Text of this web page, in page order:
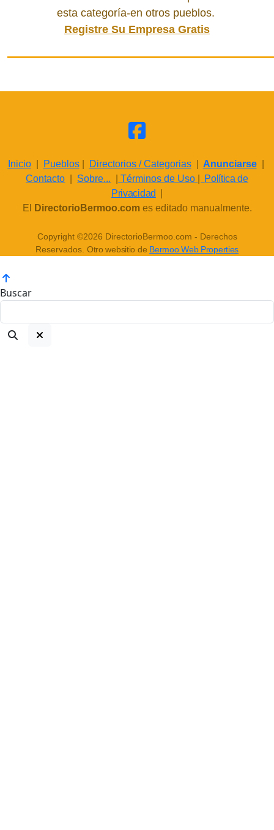
esta categoría-en otros pueblos.
Registre Su Empresa Gratis
Inicio| Pueblos| Directorios / Categorias| Anunciarse|
Contacto
Sobre... Términos de Uso
Política de
Privacidad
El
DirectorioBermoo.comes editado manualmente.
Copyright ©2026 DirectorioBermoo.com - Derechos
Reservados. Otro websitio de Bermoo Web Properties
Buscar